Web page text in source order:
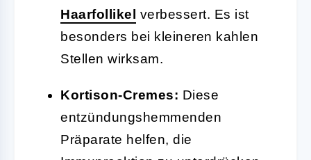
Haarfollikel
verbessert. Es ist
besonders bei kleineren kahlen
Stellen wirksam.
Kortison-Cremes: Diese
entzündungshemmenden
Präparate helfen, die